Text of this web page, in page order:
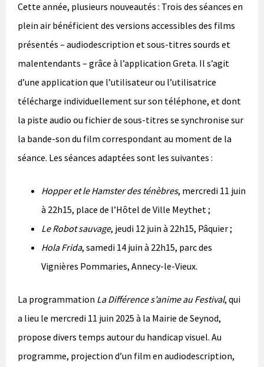
Cette année, plusieurs nouveautés : Trois des séances en
plein air bénéficient des versions accessibles des films
présentés – audiodescription et sous-titres sourds et
malentendants – grâce à l’application Greta. Il s’agit
d’une application que l’utilisateur ou l’utilisatrice
télécharge individuellement sur son téléphone, et dont
la piste audio ou fichier de sous-titres se synchronise sur
la bande-son du film correspondant au moment de la
séance. Les séances adaptées sont les suivantes :
Hopper et le Hamster des ténèbres, mercredi 11 juin
à 22h15, place de l’Hôtel de Ville Meythet ;
Le Robot sauvage, jeudi 12 juin à 22h15, Pâquier ;
Hola Frida, samedi 14 juin à 22h15, parc des
Vignières Pommaries, Annecy-le-Vieux.
La programmation La Différence s’anime au Festival, qui
a lieu le mercredi 11 juin 2025 à la Mairie de Seynod,
propose divers temps autour du handicap visuel. Au
programme, projection d’un film en audiodescription,